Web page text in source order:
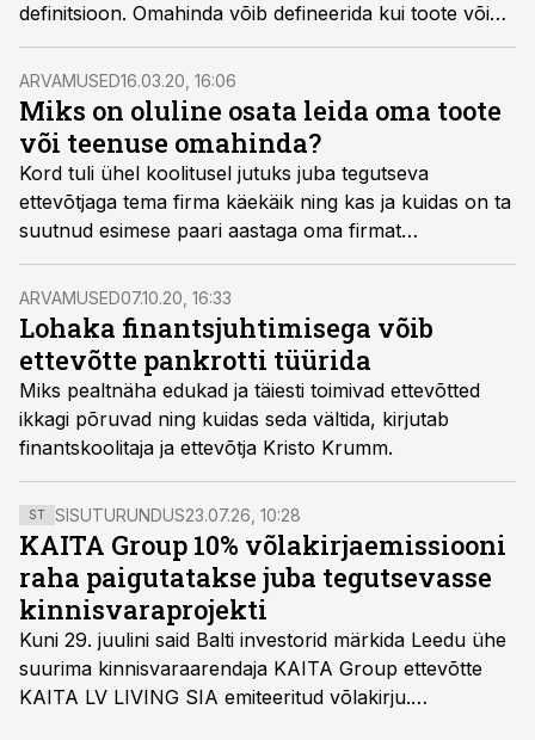
definitsioon. Omahinda võib defineerida kui toote või
teenuse ettevalmistamise, tootmise ja müümisega
seotud kulusid ühe toote või teenuseühiku peale
arvestatuna rahas.
ARVAMUSED16.03.20, 16:06
Miks on oluline osata leida oma toote
või teenuse omahinda?
Kord tuli ühel koolitusel jutuks juba tegutseva
ettevõtjaga tema firma käekäik ning kas ja kuidas on ta
suutnud esimese paari aastaga oma firmat
kasumlikuna tegevuses hoida. Pärast mõningast
vestlust tunnistas ta, et umbes aasta pärast tegevuse
alustamist märkas ta, et hoolimata üha kasvavast
müügist ja klientide nõudlusest, oli firma ühtäkki
kahjumis. Mis siis selgus – vahepeal olid tooraine
hinnad märkamatult tõusnud ja ettevõtja ei olnud seda
osanud arvesse võtta ning sealt see miinus tuligi.
ARVAMUSED07.10.20, 16:33
Lohaka finantsjuhtimisega võib
ettevõtte pankrotti tüürida
Miks pealtnäha edukad ja täiesti toimivad ettevõtted
ikkagi põruvad ning kuidas seda vältida, kirjutab
finantskoolitaja ja ettevõtja Kristo Krumm.
ST SISUTURUNDUS23.07.26, 10:28
KAITA Group 10% võlakirjaemissiooni
raha paigutatakse juba tegutsevasse
kinnisvaraprojekti
Kuni 29. juulini said Balti investorid märkida Leedu ühe
suurima kinnisvaraarendaja KAITA Group ettevõtte
KAITA LV LIVING SIA emiteeritud võlakirju.